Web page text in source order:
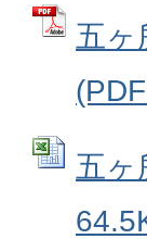
五ヶ
五ヶ